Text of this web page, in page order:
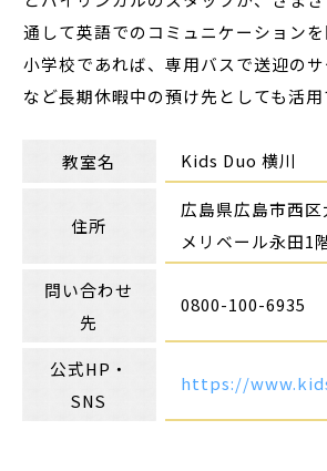
通して英語でのコミュニケーション
小学校であれば、専用バスで送迎の
など長期休暇中の預け先としても活用
教室名 Kids Duo 横川
住所
広島県広島市西
メリベール永田1
問い合わせ
先
0800-100-6935
公式HP・
SNS
https://